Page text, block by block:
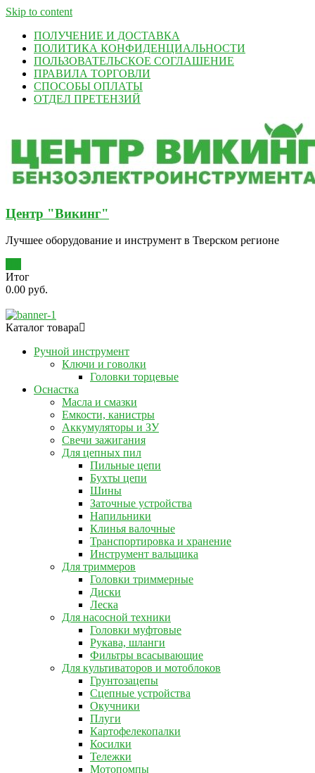
Skip to content
ПОЛУЧЕНИЕ И ДОСТАВКА
ПОЛИТИКА КОНФИДЕНЦИАЛЬНОСТИ
ПОЛЬЗОВАТЕЛЬСКОЕ СОГЛАШЕНИЕ
ПРАВИЛА ТОРГОВЛИ
СПОСОБЫ ОПЛАТЫ
ОТДЕЛ ПРЕТЕНЗИЙ
Центр "Викинг"
Лучшее оборудование и инструмент в Тверском регионе
Итог
0.00 руб.
Каталог товара
Ручной инструмент
Ключи и говолки
Головки торцевые
Оснастка
Масла и смазки
Емкости, канистры
Аккумуляторы и ЗУ
Свечи зажигания
Для цепных пил
Пильные цепи
Бухты цепи
Шины
Заточные устройства
Напильники
Клинья валочные
Транспортировка и хранение
Инструмент вальщика
Для триммеров
Головки триммерные
Диски
Леска
Для насосной техники
Головки муфтовые
Рукава, шланги
Фильтры всасывающие
Для культиваторов и мотоблоков
Грунтозацепы
Сцепные устройства
Окучники
Плуги
Картофелекопалки
Косилки
Тележки
Мотопомпы